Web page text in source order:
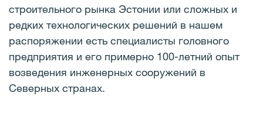
строительного рынка Эстонии или сложных и
редких технологических решений в нашем
распоряжении есть специалисты головного
предприятия и его примерно 100-летний опыт
возведения инженерных сооружений в
Северных странах.